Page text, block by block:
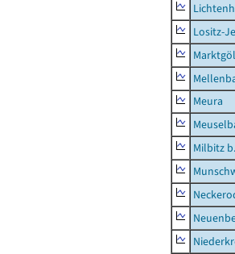
Lositz-
Meura
Milbitz